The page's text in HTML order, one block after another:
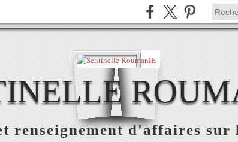
renseignement d'affaires sur